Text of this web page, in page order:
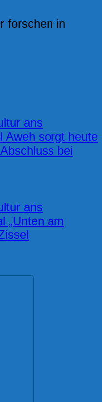
forschen in
ans
Aweh sorgt heute
bei
ans
„Unten am